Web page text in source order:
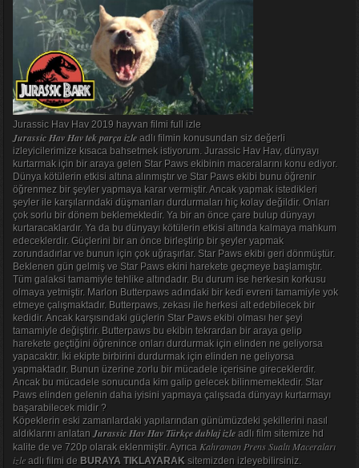
Jurassic Hav Hav 2019 hayvan filmi full izle
Jurassic Hav Hav tek parça izleadlı filmin konusundan siz değerli
izleyicilerimize kısaca bahsetmek istiyorum. Jurassic Hav Hav, dünyayı
kurtarmak için bir araya gelen Star Paws ekibinin maceralarını konu ediyor.
Dünya kötülerin etkisi altına alınmıştır ve Star Paws ekibi bunu öğrenir
öğrenmez bir şeyler yapmaya karar vermiştir. Ancak yapmak istedikleri
şeyler ile karşılarındaki düşmanları durdurmaları hiç kolay değildir. Onları
çok sorlu bir dönem beklemektedir. Ya bir an önce çare bulup dünyayı
kurtaracaklardır. Ya da bu dünyayı kötülerin etkisi altında kalmaya mahkum
edeceklerdir. Güçlerini bir an önce birleştirip bir şeyler yapmak
zorundadırlar ve bunun için çok uğraşırlar. Star Paws ekibi geri dönmüştür.
Beklenen gün gelmiş ve Star Paws ekini harekete geçmeye başlamıştır.
Tüm galaksi tamamiyle tehlike altındadır. Bu durum ise herkesin korkusu
olmaya yetmiştir. Marlon Butterpaws adındaki bir kedi evreni tamamiyle yok
etmeye çalışmaktadır. Butterpaws, zekası ile herkesi alt edebilecek bir
kedidir. Ancak karşısındaki güçlerin Star Paws ekibi olması her şeyi
tamamiyle değiştirir. Butterpaws bu ekibin tekrardan bir araya gelip
harekete geçtiğini öğrenince onları durdurmak için elinden ne geliyorsa
yapacaktır. İki ekipte birbirini durdurmak için elinden ne geliyorsa
yapmaktadır. Bunun üzerine zorlu bir mücadele içerisine gireceklerdir.
Ancak bu mücadele sonucunda kim galip gelecek bilinmemektedir. Star
Paws elinden gelenin daha iyisini yapmaya çalışsada dünyayı kurtarmayı
başarabilecek midir ?
Köpeklerin eski zamanlardaki yapılarından günümüzdeki şekillerini nasıl
aldıklarını anlatanJurassic Hav Hav Türkçe dublaj izleadlı film sitemize hd
kalite de ve 720p olarak eklenmiştir. Ayrıca Kahraman Prens Sualtı Maceraları
izleadlı filmi de BURAYA TIKLAYARAKsitemizden izleyebilirsiniz.